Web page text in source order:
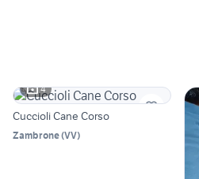
4
Cuccioli Cane Corso
Zambrone(VV)